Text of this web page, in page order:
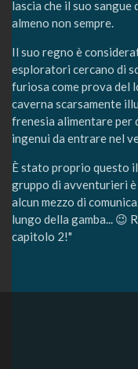
lascia che il suo
almeno non sempre.
Il suo regno è
esploratori cercano di
furiosa come prova del
caverna scarsamente
frenesia alimentare per
ingenui da entrare nel
È stato proprio questo
gruppo di avventurieri
alcun mezzo di
lungo della gamba... 😉
capitolo 2!"